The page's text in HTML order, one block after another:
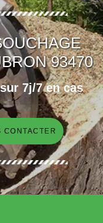
93470
7j/7 en cas
CONTACTER